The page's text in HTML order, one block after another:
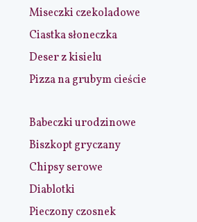
Miseczki czekoladowe
Ciastka słoneczka
Deser z kisielu
Pizza na grubym cieście
Babeczki urodzinowe
Biszkopt gryczany
Chipsy serowe
Diablotki
Pieczony czosnek